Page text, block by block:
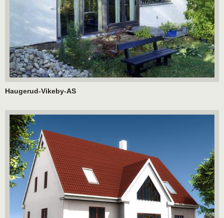
Haugerud-Vikeby-AS